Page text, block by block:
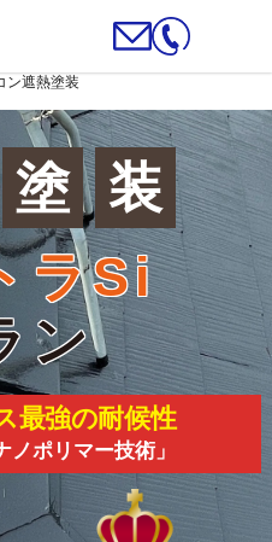
ン遮熱塗装
塗
装
ラSi
ン
最強の耐候性
ポリマー技術」